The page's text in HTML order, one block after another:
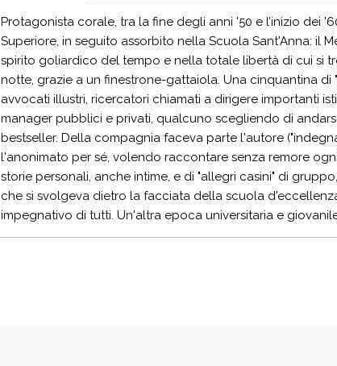
Protagonista corale, tra la fine degli anni '50 e l’inizio dei
Superiore, in seguito assorbito nella Scuola Sant'Anna: il
spirito goliardico del tempo e nella totale libertà di cui si
notte, grazie a un finestrone-gattaiola. Una cinquantina
avvocati illustri, ricercatori chiamati a dirigere importanti
manager pubblici e privati, qualcuno scegliendo di
bestseller. Della compagnia faceva parte l'autore
l'anonimato per sé, volendo raccontare senza remore
storie personali, anche intime, e di "allegri casini" di
che si svolgeva dietro la facciata della scuola
impegnativo di tutti. Un'altra epoca universitaria e